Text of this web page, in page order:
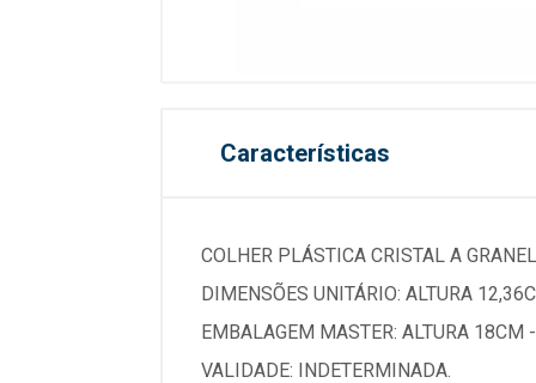
Características
COLHER PLÁSTICA CRISTAL A
DIMENSÕES UNITÁRIO: ALTURA
EMBALAGEM MASTER: ALTURA
VALIDADE: INDETERMINADA.